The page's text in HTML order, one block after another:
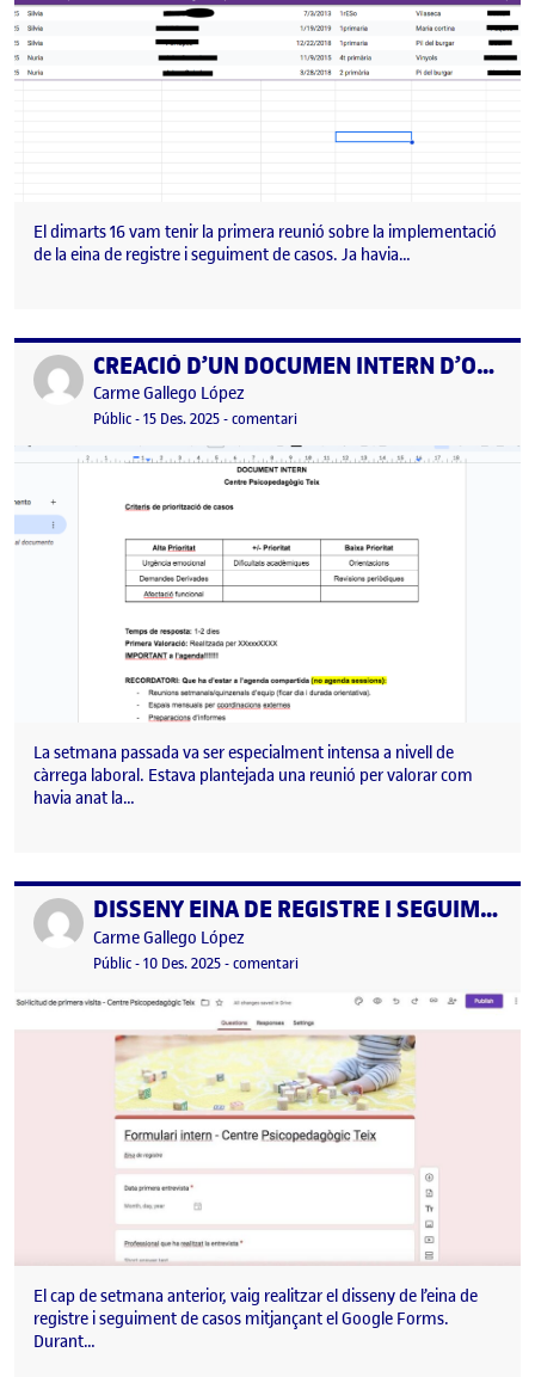
El dimarts 16 vam tenir la primera reunió sobre la implementació
de la eina de registre i seguiment de casos. Ja havia…
Publicat per CREACIÓ D’UN DOCUMEN INTERN D’ORGANITZACIÓ (10/12/2025)
Publicat per
Carme Gallego López
Visibilitat:
Públic-Data de publicació
15 Des. 2025-comentariel CREACIÓ D’UN DOCUMEN
La setmana passada va ser especialment intensa a nivell de
càrrega laboral. Estava plantejada una reunió per valorar com
havia anat la…
Publicat per DISSENY EINA DE REGISTRE I SEGUIMENT DE CASOS (06/07-12-2025)
Publicat per
Carme Gallego López
Visibilitat:
Públic-Data de publicació
10 Des. 202510 desembre, 2025 4:09 pm
-comentariel DISSENY EINA DE REGISTRE I
El cap de setmana anterior, vaig realitzar el disseny de l’eina de
registre i seguiment de casos mitjançant el Google Forms.
Durant…